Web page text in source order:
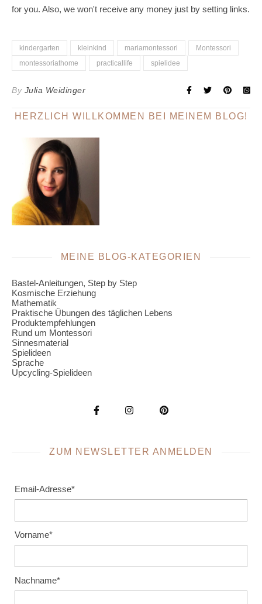
for you. Also, we won't receive any money just by setting links.
kindergarten kleinkind mariamontessori
Montessori
montessoriathome
practicallife spielidee
By Julia Weidinger
HERZLICH WILLKOMMEN BEI MEINEM BLOG!
MEINE BLOG-KATEGORIEN
Bastel-Anleitungen, Step by Step
Kosmische Erziehung
Mathematik
Praktische Übungen des täglichen Lebens
Produktempfehlungen
Rund um Montessori
Sinnesmaterial
Spielideen
Sprache
Upcycling-Spielideen
ZUM NEWSLETTER ANMELDEN
Email-Adresse*
Vorname*
Nachname*